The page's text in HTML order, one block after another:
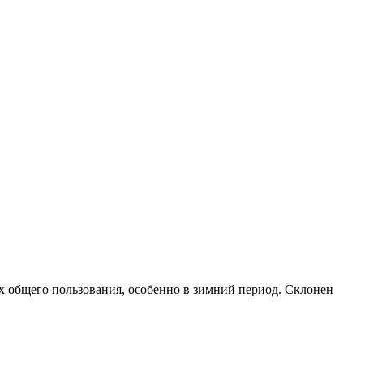
общего пользования, особенно в зимний период. Склонен